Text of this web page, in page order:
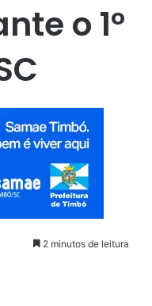
o 1º
2 minutos de leitura